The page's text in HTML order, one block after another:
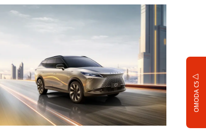
OMODA C5